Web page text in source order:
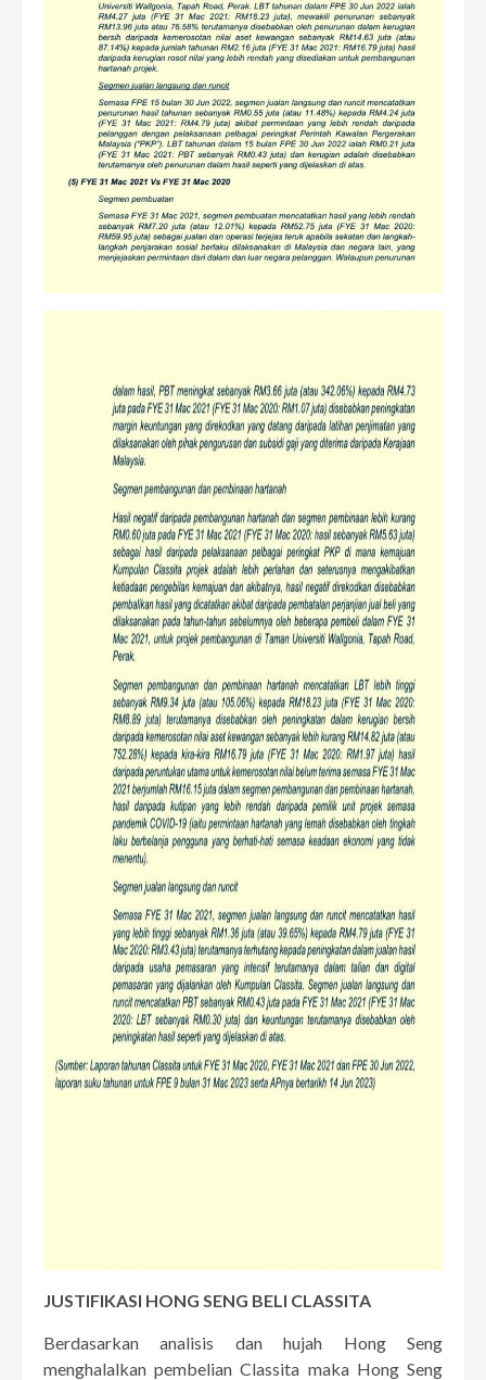
JUSTIFIKASI HONG SENG BELI CLASSITA
Berdasarkan analisis dan hujah Hong Seng
menghalalkan pembelian Classita maka Hong Seng